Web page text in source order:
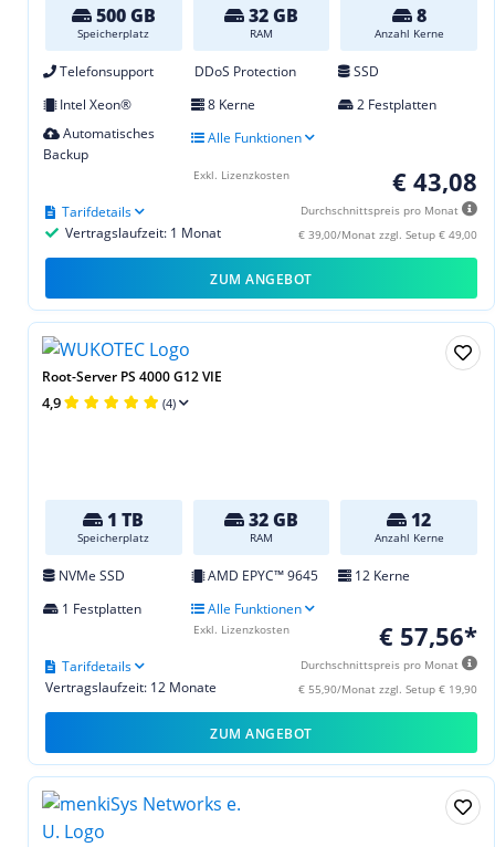
500 GB
Speicherplatz
32 GB
RAM
8
Anzahl Kerne
Telefonsupport DDoS Protection
SSD
Intel Xeon®
8 Kerne
2 Festplatten
Automatisches
Backup
Alle Funktionen
€ 43,08
Durchschnittspreis pro Monat
€ 39,00/Monat zzgl. Setup € 49,00
Vertragslaufzeit: 1 Monat
Tarifdetails
Exkl. Lizenzkosten
ZUM ANGEBOT
Root-Server PS 4000 G12 VIE
4,9 (4)
1 TB
Speicherplatz
32 GB
RAM
12
Anzahl Kerne
NVMe SSD AMD EPYC™ 9645
12 Kerne
1 Festplatten
Alle Funktionen
€ 57,56*
Durchschnittspreis pro Monat
€ 55,90/Monat zzgl. Setup € 19,90
Vertragslaufzeit: 12 Monate
Tarifdetails
Exkl. Lizenzkosten
ZUM ANGEBOT